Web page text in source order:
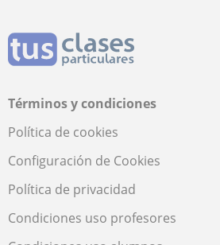
Términos y condiciones
Política de cookies
Configuración de Cookies
Política de privacidad
Condiciones uso profesores